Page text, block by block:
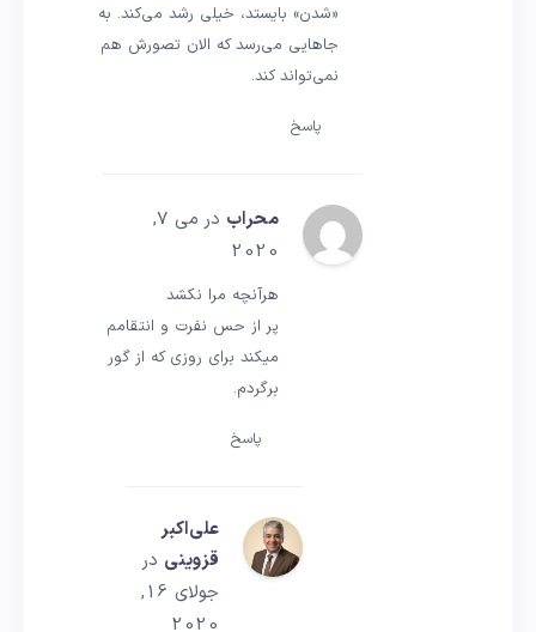
«شدن» بایستد، خیلی رشد می‌کند. به
جاهایی می‌رسد که الان تصورش هم
نمی‌تواند کند.
پاسخ
محراب
در می 7,
2020
هرآنچه مرا نکشد
پر از حس نفرت و انتقامم
میکند برای روزی که از گور
برگردم.
پاسخ
علی‌اکبر
قزوینی در
جولای 16,
2020